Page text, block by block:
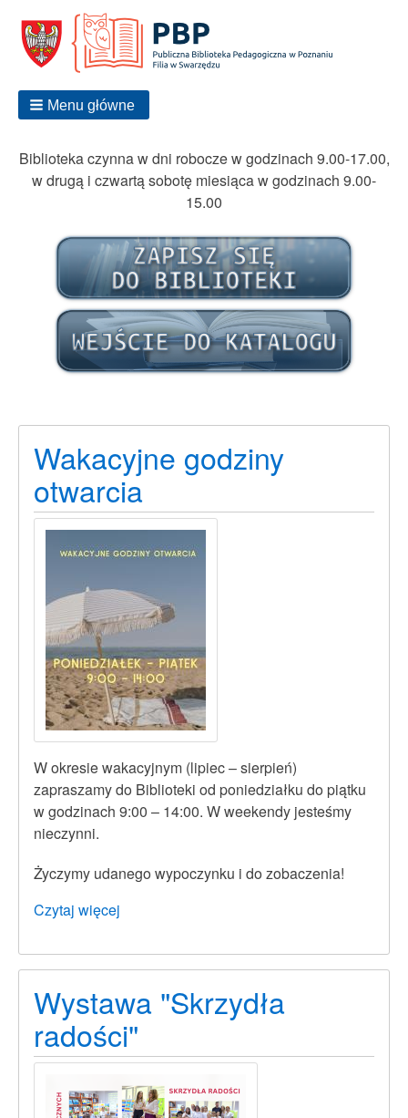
Menu główne
Biblioteka czynna w dni robocze w godzinach 9.00-17.00,
w drugą i czwartą sobotę miesiąca w godzinach 9.00-
15.00
Wakacyjne godziny
otwarcia
W okresie wakacyjnym (lipiec – sierpień)
zapraszamy do Biblioteki od poniedziałku do piątku
w godzinach 9:00 – 14:00. W weekendy jesteśmy
nieczynni.
Życzymy udanego wypoczynku i do zobaczenia!
Czytaj więcej
godziny
otwarcia
Wystawa "Skrzydła
radości"